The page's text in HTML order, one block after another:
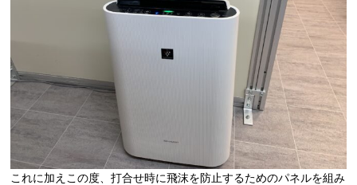
これに加えこの度、打合せ時に飛沫を防止するためのパネルを組み